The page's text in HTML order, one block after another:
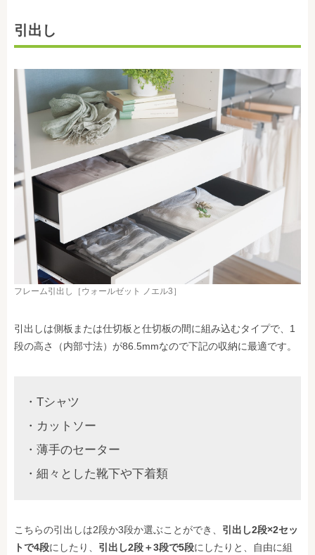
引出し
フレーム引出し［ウォールゼット ノエル3］
引出しは側板または仕切板と仕切板の間に組み込むタイプで、1
段の高さ（内部寸法）が86.5mmなので下記の収納に最適です。
・Tシャツ
・カットソー
・薄手のセーター
・細々とした靴下や下着類
こちらの引出しは2段か3段か選ぶことができ、 引出し2段×2セッ
トで4段にしたり、 引出し2段＋3段で5段にしたりと、自由に組